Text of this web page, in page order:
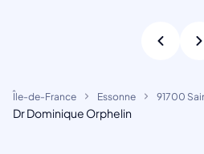
Île-de-France Essonne 91700
Dr Dominique Orphelin